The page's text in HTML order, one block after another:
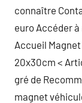
connaître
euro Accéder
Accueil
20x30cm <
gré de
magnet